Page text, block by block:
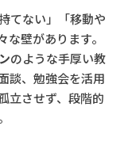
てない」「移動や
壁があります。
のような手厚い教
談、勉強会を活用
立させず、段階的